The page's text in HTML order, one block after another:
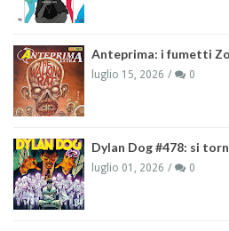
Anteprima: i fumetti
luglio 15, 2026 0
Dylan Dog #478: si
luglio 01, 2026 0